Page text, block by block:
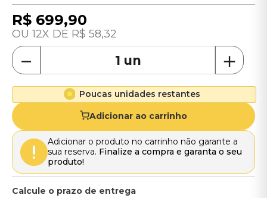
R$ 699,90
12 R$ 58,32
＋
－
Poucas unidades restantes
Adicionar ao carrinho
Adicionar o produto no carrinho não garante a
sua reserva. Finalize a compra e garanta o seu
produto!